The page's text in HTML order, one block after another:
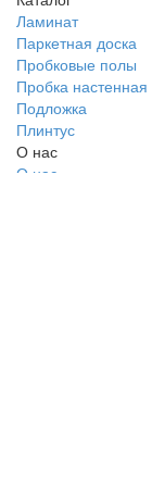
Ламинат
Паркетная доска
Пробковые полы
Пробка настенная
Подложка
Плинтус
О нас
О нас